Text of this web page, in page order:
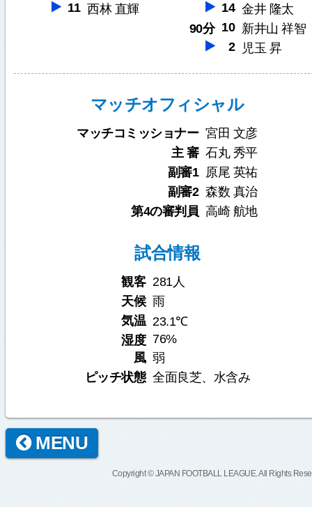
11 西林 直輝
14 金井 隆太
90分 10 新井山 祥智
2
児玉 昇
マッチオフィシャル
マッチコミッショナー 宮田 文彦
主 審 石丸 秀平
副審1 原尾 英祐
副審2 森数 真治
第4の審判員 高崎 航地
試合情報
観客 281人
天候 雨
気温 23.1℃
湿度 76%
風 弱
ピッチ状態 全面良芝、水含み
MENU
Copyright © JAPAN FOOTBALL LEAGUE. All Rights